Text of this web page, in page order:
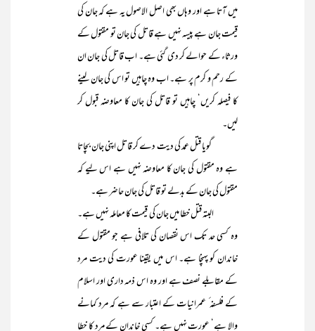
میں آتا ہے اور وہاں بھی اصل الاصول یہ ہے کہ جان کی
قیمت جان ہے پیسہ نہیں ہے قاتل کی جان تو مقتول کے
ورثاء کے حوالے کر دی گئی ہے۔ اب قاتل کی جان ان
کے رحم و کرم پر ہے۔ اب وہ چاہیں تو اس کی جان لینے
کا فیصلہ کریں‘ چاہیں تو قاتل کی جان کا معاوضہ قبول کر
لیں۔
گویا قتل عمد کی دیت دے کر قاتل اپنی جان بچاتا
ہے وہ مقتول کی جان کا معاوضہ نہیں ہے اس لیے کہ
مقتول کی جان کے بدلے تو قاتل کی جان حاضر ہے۔
البتہ قتل خطا میں جان کی قیمت کا معاملہ نہیں ہے۔
وہ کسی حد تک اس نقصان کی تلافی ہے جو مقتول کے
خاندان کو پہنچا ہے۔ اس میں یقینا عورت کی دیت مرد
کے مقابلے نصف ہے اور وہ اس ذمہ داری اور اسلام
کے فلسفہ ٔ عمرانیات کے اعتبار سے ہے کہ مرد کمانے
والا ہے‘ عورت نہیں ہے۔ کسی خاندان کے مرد کا خطا